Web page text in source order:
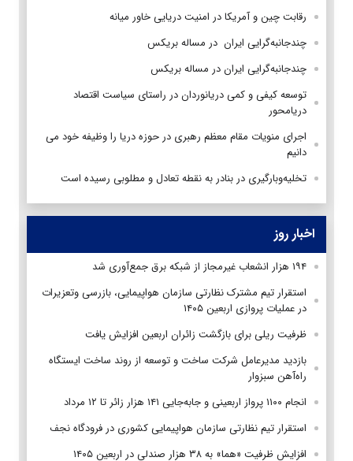
رقابت چین و آمریکا در امنیت دریایی خاور میانه
چندجانبه‌گرایی ایران در مساله بریکس
چندجانبه‌گرایی ایران در مساله بریکس
توسعه کیفی و کمی دریانوردان در راستای سیاست اقتصاد
دریامحور
اجرای منویات مقام معظم رهبری در حوزه دریا را وظیفه خود می
دانیم
تخلیه‌وبارگیری در بنادر به نقطه تعادل و مطلوبی رسید‌ه است
اخبار روز
۱۹۴ هزار انشعاب غیرمجاز از شبکه برق جمع‌آوری شد
استقرار تیم مشترک نظارتی سازمان هواپیمایی، بازرسی وتعزیرات
در عملیات پروازی اربعین ۱۴۰۵
ظرفیت ریلی برای بازگشت زائران اربعین افزایش یافت
بازدید مدیرعامل شرکت ساخت و توسعه از روند ساخت ایستگاه
راه‌آهن سبزوار
انجام ۱۱۰۰ پرواز اربعینی و جابه‌جایی ۱۴۱ هزار زائر تا ۱۲ مرداد
استقرار تیم‌ نظارتی سازمان هواپیمایی کشوری در فرودگاه نجف
افزایش ظرفیت «هما» به ۳۸ هزار صندلی در اربعین ۱۴۰۵